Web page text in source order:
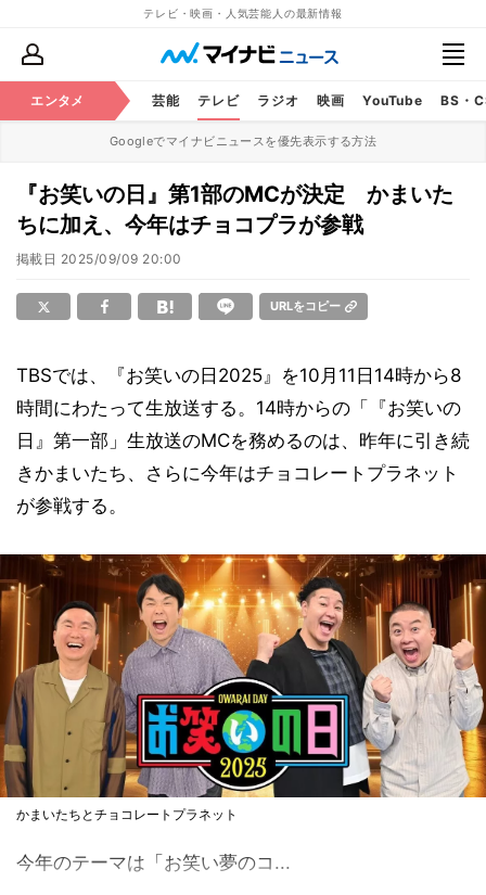
テレビ・映画・人気芸能人の最新情報
エンタメ 芸能 テレビ ラジオ 映画 YouTube BS・
Googleでマイナビニュースを優先表示する方法
『お笑いの日』第1部のMCが決定 かまいた
ちに加え、今年はチョコプラが参戦
掲載日 2025/09/09 20:00
URLをコピー
TBSでは、『お笑いの日2025』を10月11日14時から8
時間にわたって生放送する。14時からの「『お笑いの
日』第一部」生放送のMCを務めるのは、昨年に引き続
きかまいたち、さらに今年はチョコレートプラネット
が参戦する。
かまいたちとチョコレートプラネット
今年のテーマは「お笑い夢のコ...